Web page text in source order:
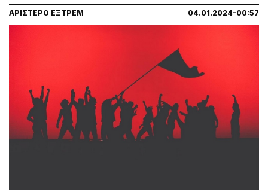
ΑΡΙΣΤΕΡΟ ΕΞΤΡΕΜ 04.01.2024-00:57